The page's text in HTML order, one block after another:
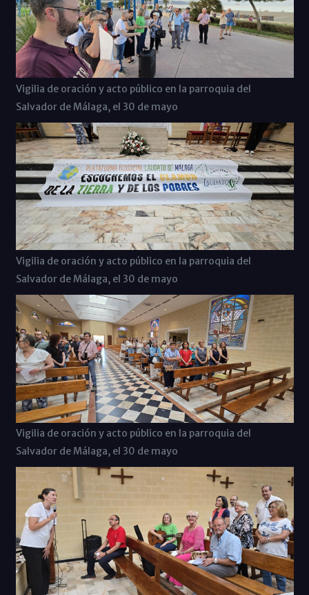
Vigilia de oración y acto público en la parroquia del
Salvador de Málaga, el 30 de mayo
Vigilia de oración y acto público en la parroquia del
Salvador de Málaga, el 30 de mayo
Vigilia de oración y acto público en la parroquia del
Salvador de Málaga, el 30 de mayo